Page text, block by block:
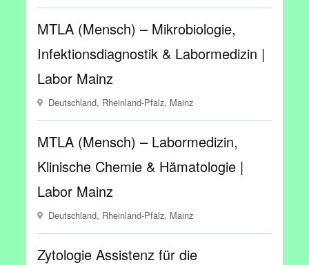
MTLA (Mensch) – Mikrobiologie,
Infektionsdiagnostik & Labormedizin |
Labor Mainz
Deutschland, Rheinland-Pfalz, Mainz
MTLA (Mensch) – Labormedizin,
Klinische Chemie & Hämatologie |
Labor Mainz
Deutschland, Rheinland-Pfalz, Mainz
Zytologie Assistenz für die